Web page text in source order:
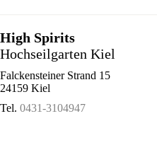
High Spirits
Hochseilgarten Kiel
Falckensteiner Strand 15
24159 Kiel
Tel. 0431-3104947